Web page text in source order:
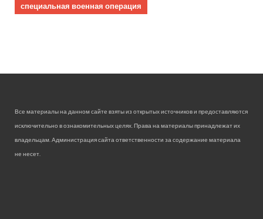
специальная военная операция
Все материалы на данном сайте взяты из открытых источников и предоставляются
исключительно в ознакомительных целях. Права на материалы принадлежат их
владельцам. Администрация сайта ответственности за содержание материала
не несет.